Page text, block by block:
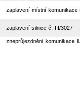
zaplavení místní komunikace
zaplavení silnice č. III/3027
zneprůjezdnění komunikace